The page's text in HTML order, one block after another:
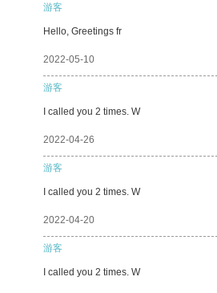
游客
Hello, Greetings fr
2022-05-10
游客
I called you 2 times. W
2022-04-26
游客
I called you 2 times. W
2022-04-20
游客
I called you 2 times. W